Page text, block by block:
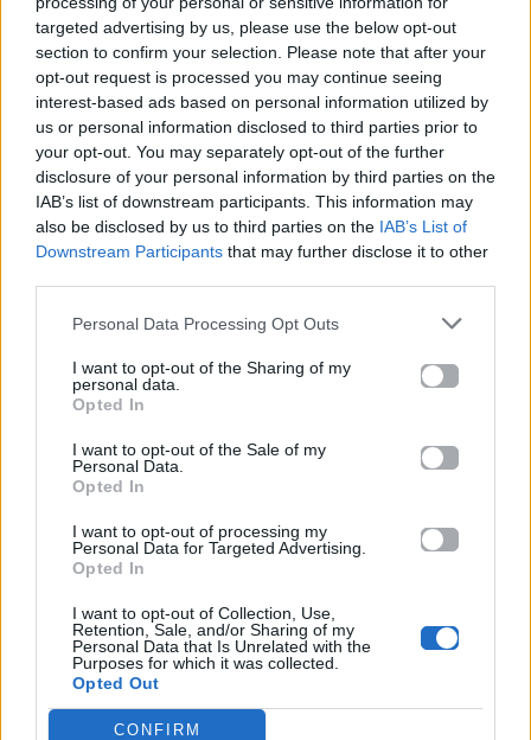
targeted advertising by us, please use the below opt-out
section to confirm your selection. Please note that after your
opt-out request is processed you may continue seeing
interest-based ads based on personal information utilized by
us or personal information disclosed to third parties prior to
your opt-out. You may separately opt-out of the further
disclosure of your personal information by third parties on the
IAB’s list of downstream participants. This information may
also be disclosed by us to third parties on the IAB’s List of
Downstream Participants that may further disclose it to other
Personal Data Processing Opt Outs
I want to opt-out of the Sharing of my
personal data.
Opted In
I want to opt-out of the Sale of my
Personal Data.
Opted In
I want to opt-out of processing my
Personal Data for Targeted Advertising.
Opted In
I want to opt-out of Collection, Use,
Retention, Sale, and/or Sharing of my
Personal Data that Is Unrelated with the
Purposes for which it was collected.
Opted Out
CONFIRM
Καλή χρονιά!».